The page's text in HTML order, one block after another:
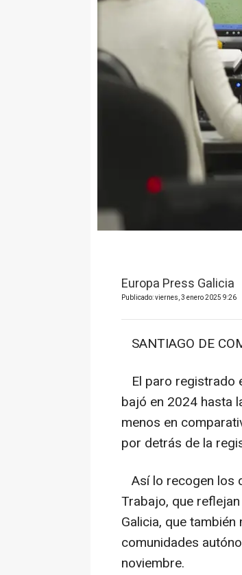
Europa Press Galicia
Publicado: viernes, 3 enero 2025 9:26
SANTIAGO DE
El paro registrado
bajó en 2024 hasta
menos en
por detrás de la
Así lo recogen los
Trabajo, que
Galicia, que
comunidades
noviembre.